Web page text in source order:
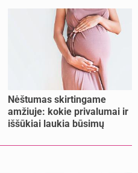
Nėštumas skirtingame
amžiuje: kokie privalumai ir
iššūkiai laukia būsimų